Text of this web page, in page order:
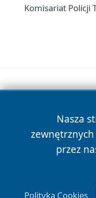
Komisariat Policji
Nasza
przez
Polityka Cookies